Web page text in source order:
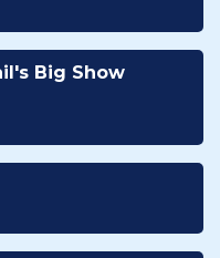
Big Show